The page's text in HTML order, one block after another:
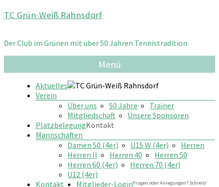
Zum
TC Grün-Weiß Rahnsdorf
Der Club im Grünen mit über 50 Jahren Tennistradition
Menü
Aktuelles
Verein
Über uns
50 Jahre
Trainer
Mitgliedschaft
Unsere Sponsoren
Platzbelegung
Mannschaften
Damen 50 (4er)
U15 W (4er)
Herren
Herren II
Herren 40
Herren 50
Herren 60 (4er)
Herren 70 (4er)
U12 (4er)
Kontakt
Mitglieder-Login
Kontakt
Fragen oder Anregungen? Schreib’